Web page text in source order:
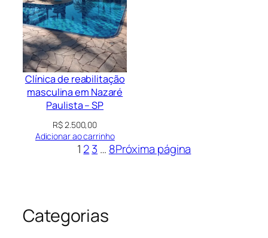
Clínica de reabilitação
masculina em Nazaré
Paulista – SP
R$2.500,00
Adicionar ao carrinho
1 23 … 8Próxima página
Categorias